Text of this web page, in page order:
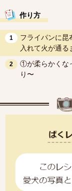
作り方
1
フライパンに昆
入れて火が通る
2
①が柔らかくな
り〜